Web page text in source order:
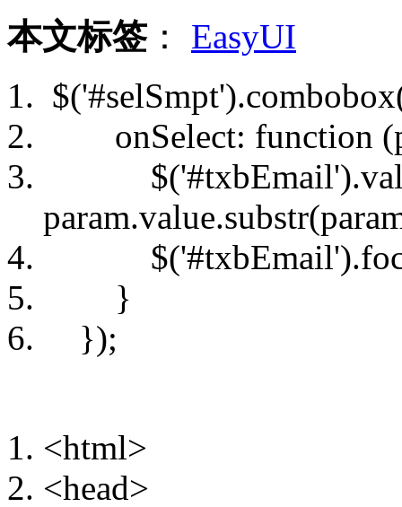
本文标签： EasyUI
onSelect: function
}
});
<html>
<head>